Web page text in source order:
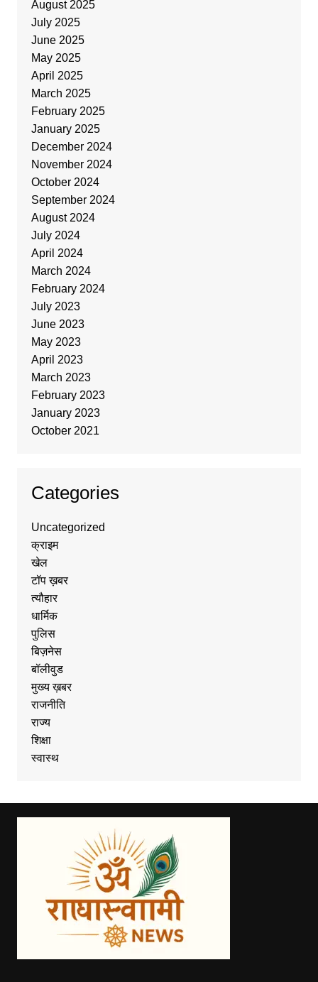
August 2025
July 2025
June 2025
May 2025
April 2025
March 2025
February 2025
January 2025
December 2024
November 2024
October 2024
September 2024
August 2024
July 2024
April 2024
March 2024
February 2024
July 2023
June 2023
May 2023
April 2023
March 2023
February 2023
January 2023
October 2021
Categories
Uncategorized
क्राइम
खेल
टॉप ख़बर
त्यौहार
धार्मिक
पुलिस
बिज़नेस
बॉलीवुड
मुख्य ख़बर
राजनीति
राज्य
शिक्षा
स्वास्थ